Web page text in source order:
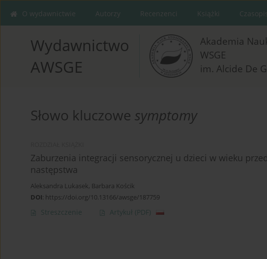
O wydawnictwie Autorzy Recenzenci Książki
Wydawnictwo
AWSGE
Akademia
WSGE
im. Alcide De
Słowo kluczowe symptomy
Zaburzenia integracji sensorycznej u dzieci w wieku
następstwa
Aleksandra Lukasek, Barbara Kościk
DOI: https://doi.org/10.13166/awsge/187759
Streszczenie Artykuł (PDF)